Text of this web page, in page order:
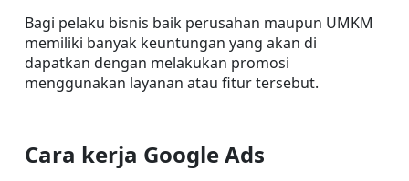
Bagi pelaku bisnis baik perusahan maupun UMKM
memiliki banyak keuntungan yang akan di
dapatkan dengan melakukan promosi
menggunakan layanan atau fitur tersebut.
Cara kerja Google Ads